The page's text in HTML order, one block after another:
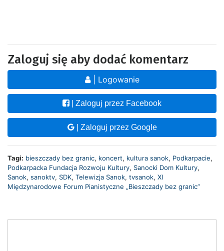
Zaloguj się aby dodać komentarz
| Logowanie
| Zaloguj przez Facebook
| Zaloguj przez Google
Tagi: bieszczady bez granic, koncert, kultura sanok, Podkarpacie,
Podkarpacka Fundacja Rozwoju Kultury, Sanocki Dom Kultury,
Sanok, sanoktv, SDK, Telewizja Sanok, tvsanok, XI
Międzynarodowe Forum Pianistyczne „Bieszczady bez granic”